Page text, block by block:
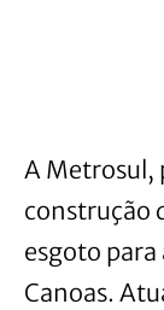
A Metrosul,
construção
esgoto
Canoas.